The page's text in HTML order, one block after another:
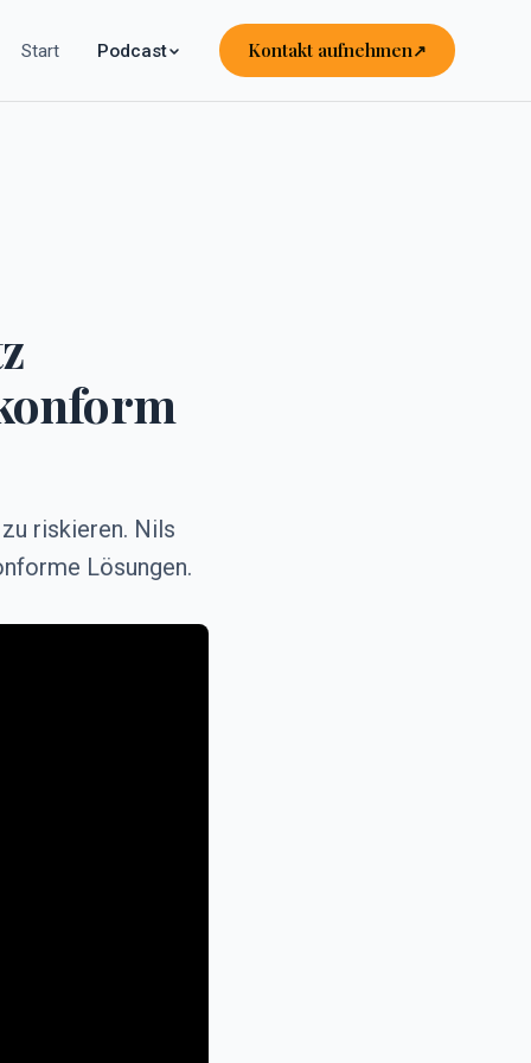
Start Podcast Kontakt aufnehmen
riskieren. Nils
Lösungen.